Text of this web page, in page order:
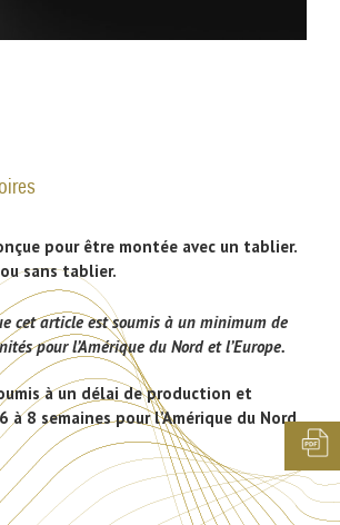
pour être montée avec un tablier.
sans tablier.
cet article est soumis à un minimum de
pour l’Amérique du Nord et l’Europe.
à un délai de production et
à 8 semaines pour l’Amérique du Nord